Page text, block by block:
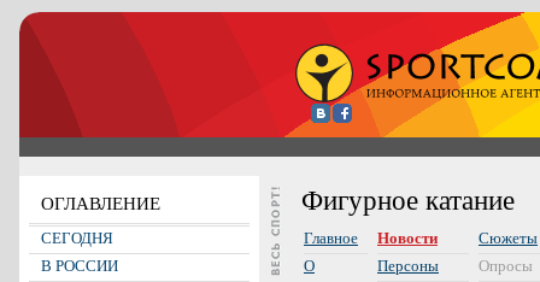
ОГЛАВЛЕНИЕ
СЕГОДНЯ
В РОССИИ
Фигурное катание
Главное
О
Новости
Персоны
Сюжеты
Опросы